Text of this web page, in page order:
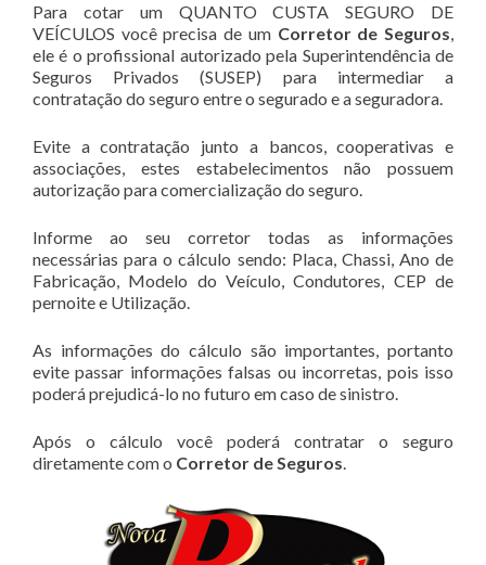
Para cotar um QUANTO CUSTA SEGURO DE
VEÍCULOS você precisa de um Corretor de Seguros,
ele é o profissional autorizado pela Superintendência de
Seguros Privados (SUSEP) para intermediar a
contratação do seguro entre o segurado e a seguradora.
Evite a contratação junto a bancos, cooperativas e
associações, estes estabelecimentos não possuem
autorização para comercialização do seguro.
Informe ao seu corretor todas as informações
necessárias para o cálculo sendo: Placa, Chassi, Ano de
Fabricação, Modelo do Veículo, Condutores, CEP de
pernoite e Utilização.
As informações do cálculo são importantes, portanto
evite passar informações falsas ou incorretas, pois isso
poderá prejudicá-lo no futuro em caso de sinistro.
Após o cálculo você poderá contratar o seguro
diretamente com o Corretor de Seguros.